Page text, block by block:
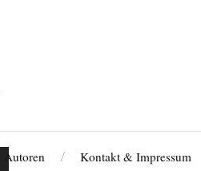
Autoren Kontakt & Impressum